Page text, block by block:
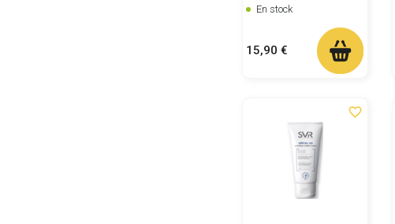
En stock
Prix
15,90 €
favorite_border